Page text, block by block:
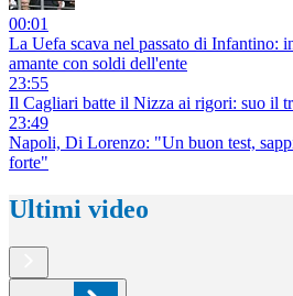
00:01
La Uefa scava nel passato di Infantino:
amante con soldi dell'ente
23:55
Il Cagliari batte il Nizza ai rigori: suo il
23:49
Napoli, Di Lorenzo: "Un buon test,
forte"
Ultimi video